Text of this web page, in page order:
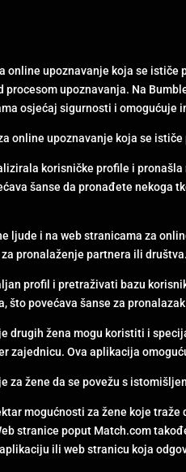
online upoznavanje koja se
upoznavanja. Na
osjećaj sigurnosti i
online upoznavanje koja se
korisničke profile i
šanse da pronađete nekoga
ljude i na web stranicama za
pronalaženje partnera ili društva.
profil i pretraživati ​​bazu
što povećava šanse za
drugih žena mogu koristiti i
zajednicu. Ova aplikacija
za žene da se povežu s
mogućnosti za žene koje
stranice poput Match.com
ili web stranicu koja